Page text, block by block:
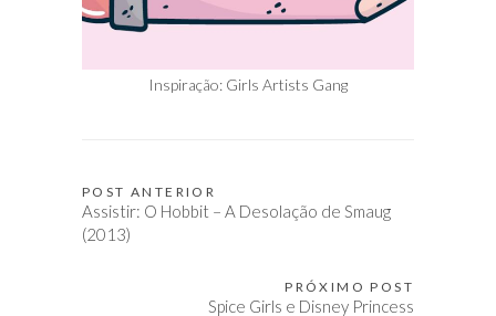
Inspiração: Girls Artists Gang
Navegação
de
POST ANTERIOR
Assistir: O Hobbit – A Desolação de Smaug
(2013)
PRÓXIMO POST
Spice Girls e Disney Princess